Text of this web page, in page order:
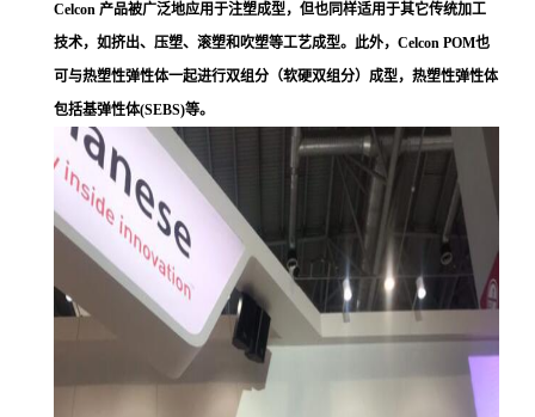
Celcon 产品被广泛地应用于注塑成型，但也同样适用于其它传统加工
技术，如挤出、压塑、滚塑和吹塑等工艺成型。此外，Celcon POM也
可与热塑性弹性体一起进行双组分（软硬双组分）成型，热塑性弹性体
包括基弹性体(SEBS)等。